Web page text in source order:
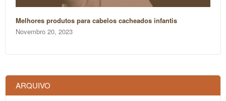
Melhores produtos para cabelos cacheados infantis
Novembro 20, 2023
ARQUIVO